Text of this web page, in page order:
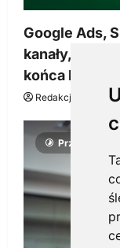
Google Ads,
kanały, żeby
końca budżetu
Redakcja
Przeczytano